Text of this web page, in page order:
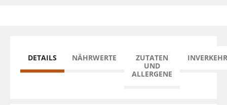
DETAILS NÄHRWERTE
ZUTATEN
UND
ALLERGENE